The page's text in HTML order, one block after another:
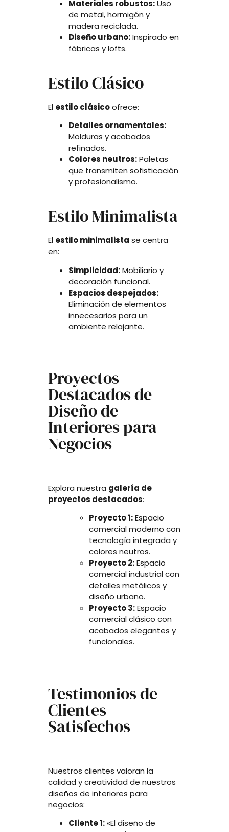
Materiales robustos:Uso
de metal, hormigón y
madera reciclada.
Diseño urbano:Inspirado en
fábricas y lofts.
El estilo clásicoofrece:
Detalles ornamentales:
Molduras y acabados
refinados.
Colores neutros:Paletas
que transmiten sofisticación
y profesionalismo.
Estilo Clásico
El estilo minimalista se centra
en:
Simplicidad:Mobiliario y
decoración funcional.
Espacios despejados:
Eliminación de elementos
innecesarios para un
ambiente relajante.
Estilo Minimalista
Proyectos
Destacados de
Diseño de
Interiores para
Negocios
Explora nuestra galería de
proyectos destacados:
Proyecto 1:Espacio
comercial moderno con
tecnología integrada y
colores neutros.
Proyecto 2:Espacio
comercial industrial con
detalles metálicos y
diseño urbano.
Proyecto 3:Espacio
comercial clásico con
acabados elegantes y
funcionales.
Testimonios de
Clientes
Satisfechos
Nuestros clientes valoran la
calidad y creatividad de nuestros
diseños de interiores para
negocios:
Cliente 1:«El diseño de